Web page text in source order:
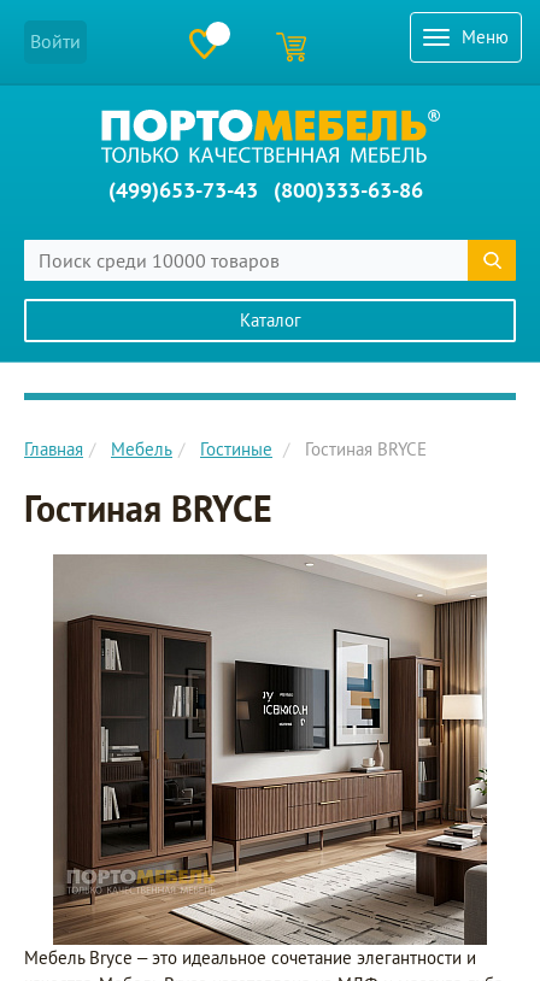
Меню
Войти
(499)653-73-43 (800)333-63-86
Каталог
Главное меню сайта
Главная Мебель Гостиные Гостиная BRYCE
Гостиная BRYCE
Мебель Bryce – это идеальное сочетание элегантности и